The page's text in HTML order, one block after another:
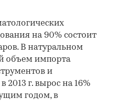
на 90% состоит
В натуральном
объем импорта
и
2013 г. вырос на 16%
годом, в